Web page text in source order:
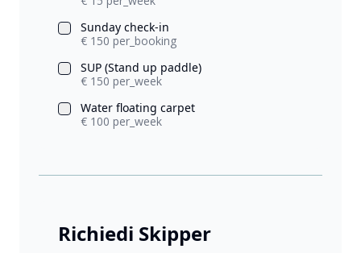
Sunday check-in
€ 150 per_booking
SUP (Stand up paddle)
€ 150 per_week
Water floating carpet
€ 100 per_week
Richiedi Skipper